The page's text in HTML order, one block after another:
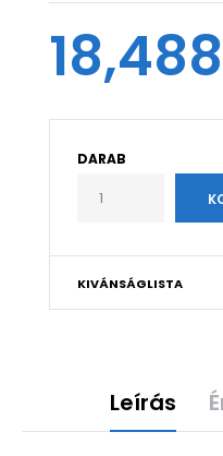
DARAB
KIVÁNSÁGLISTA
Leírás